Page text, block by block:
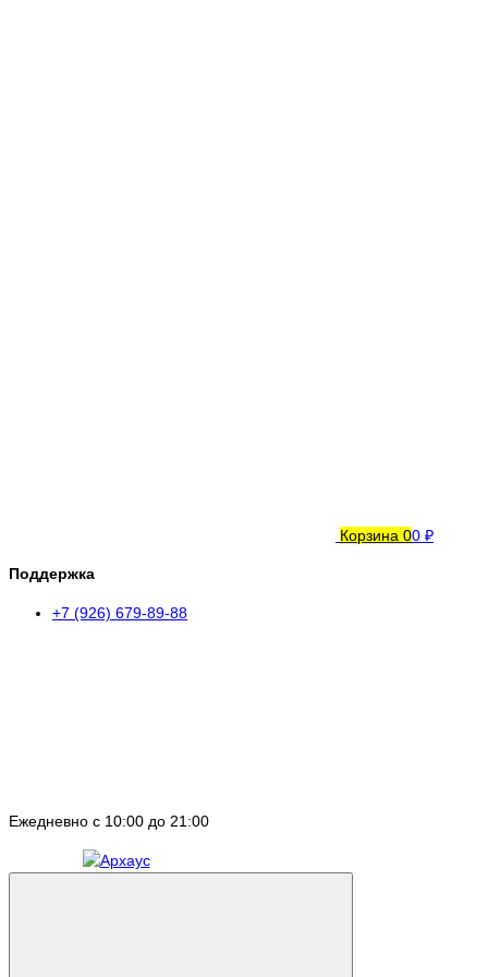
Корзина 00 ₽
Поддержка
+7 (926) 679-89-88
Ежедневно с 10:00 до 21:00